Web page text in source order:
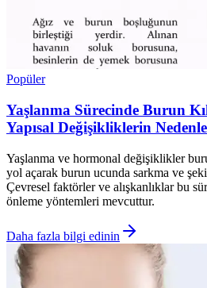
Popüler
Yaşlanma Sürecinde Burun
Yapısal Değişikliklerin
Yaşlanma ve hormonal değişiklikler
yol açarak burun ucunda sarkma ve
Çevresel faktörler ve alışkanlıklar bu
önleme yöntemleri mevcuttur.
Daha fazla bilgi edinin